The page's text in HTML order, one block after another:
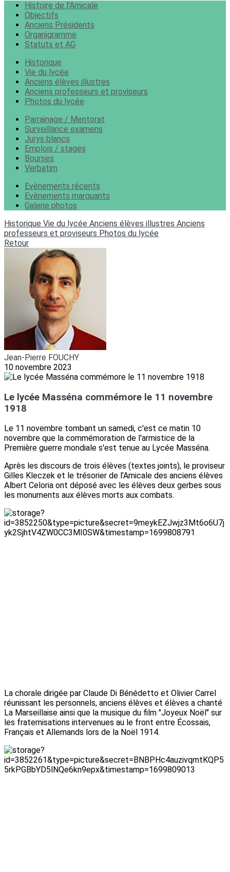
Histoire de l'Amicale
Objectifs
Anciens Présidents
Organigramme
Statuts et AG
Historique
Vie du lycée
Anciens élèves illustres
Anciens professeurs et proviseurs
Photos du lycée
Parrainage / Mentorat
Surveillance examens
Jurys blancs
Emplois / stages
Bourses
Verbatim
Evènements récents
Evènements marquants
Galerie photos
Historique Vie du lycée Anciens élèves illustres Anciens
professeurs et proviseurs Photos du lycée
Retour
Jean-Pierre FOUCHY
10 novembre 2023
Le lycée Masséna commémore le 11 novembre
1918
Le 11 novembre tombant un samedi, c'est ce matin 10
novembre que la commémoration de l'armistice de la
Première guerre mondiale s'est tenue au Lycée Masséna.
Après les discours de trois élèves (textes joints), le proviseur
Gilles Kleczek et le trésorier de l'Amicale des anciens élèves
Albert Celoria ont déposé avec les élèves deux gerbes sous
les monuments aux élèves morts aux combats.
La chorale dirigée par Claude Di Bénédetto et Olivier Carrel
réunissant les personnels, anciens élèves et élèves a chanté
La Marseillaise ainsi que la musique du film "Joyeux Noël" sur
les fraternisations intervenues au le front entre Écossais,
Français et Allemands lors de la Noël 1914.